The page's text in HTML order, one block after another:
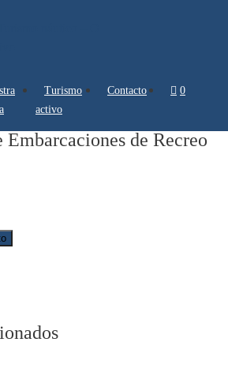
Turismo
activo
Contacto 0 artículos
Embarcaciones de Recreo